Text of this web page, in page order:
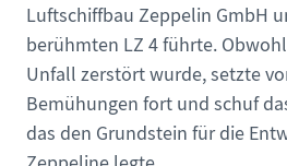
Luftschiffbau Zeppelin GmbH
berühmten LZ 4 führte.
Unfall zerstört wurde, setzte
Bemühungen fort und schuf
das den Grundstein für die